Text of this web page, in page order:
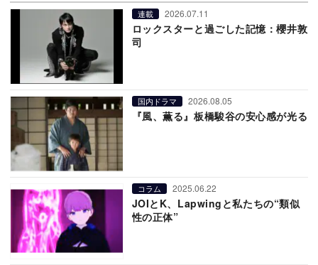
連載 2026.07.11
ロックスターと過ごした記憶：櫻井敦
司
国内ドラマ 2026.08.05
『風、薫る』板橋駿谷の安心感が光る
コラム 2025.06.22
JOIとK、Lapwingと私たちの“類似
性の正体”